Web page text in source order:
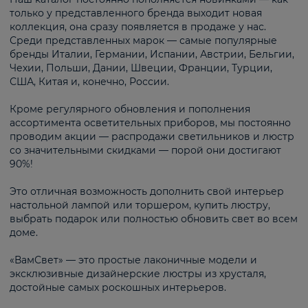
только у представленного бренда выходит новая
коллекция, она сразу появляется в продаже у нас.
Среди представленных марок — самые популярные
бренды Италии, Германии, Испании, Австрии, Бельгии,
Чехии, Польши, Дании, Швеции, Франции, Турции,
США, Китая и, конечно, России.
Кроме регулярного обновления и пополнения
ассортимента осветительных приборов, мы постоянно
проводим акции — распродажи светильников и люстр
со значительными скидками — порой они достигают
90%!
Это отличная возможность дополнить свой интерьер
настольной лампой или торшером, купить люстру,
выбрать подарок или полностью обновить свет во всем
доме.
«ВамСвет» — это простые лаконичные модели и
эксклюзивные дизайнерские люстры из хрусталя,
достойные самых роскошных интерьеров.